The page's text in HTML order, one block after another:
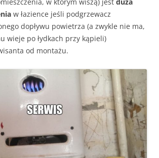
w łazience jeśli podgrzewacz
dopływu powietrza (a zwykle nie ma,
wieje po łydkach przy kąpieli)
od montażu.